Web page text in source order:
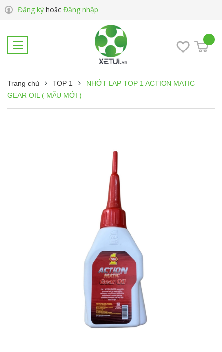
Đăng ký hoặc Đăng nhập
Trang chủ TOP 1
NHỚT LAP TOP 1 ACTION MATIC
GEAR OIL ( MẪU MỚI )